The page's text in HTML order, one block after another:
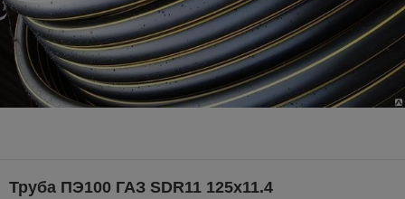
Труба ПЭ100 ГАЗ SDR11 125х11.4